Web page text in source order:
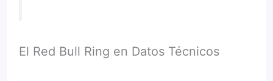
El Red Bull Ring en Datos Técnicos